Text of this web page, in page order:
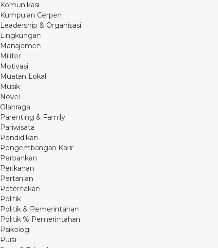
Komunikasi
Kumpulan Cerpen
Leadership & Organisasi
Lingkungan
Manajemen
Militer
Motivasi
Muatan Lokal
Musik
Novel
Olahraga
Parenting & Family
Pariwisata
Pendidikan
Pengembangan Karir
Perbankan
Perikanan
Pertanian
Peternakan
Politik
Politik & Pemerintahan
Politik % Pemerintahan
Psikologi
Puisi